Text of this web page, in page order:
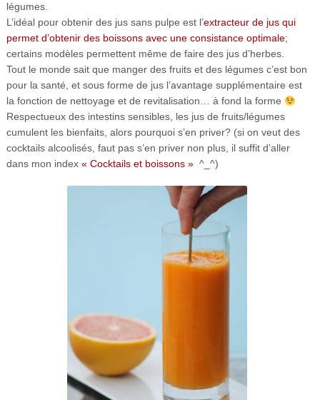
légumes.
L’idéal pour obtenir des jus sans pulpe est l’extracteur de jus qui
permet d’obtenir des boissons avec une consistance optimale;
certains modèles permettent même de faire des jus d’herbes.
Tout le monde sait que manger des fruits et des légumes c’est bon
pour la santé, et sous forme de jus l’avantage supplémentaire est
la fonction de nettoyage et de revitalisation… à fond la forme
Respectueux des intestins sensibles, les jus de fruits/légumes
cumulent les bienfaits, alors pourquoi s’en priver? (si on veut des
cocktails alcoolisés, faut pas s’en priver non plus, il suffit d’aller
dans mon index « Cocktails et boissons »^_^)